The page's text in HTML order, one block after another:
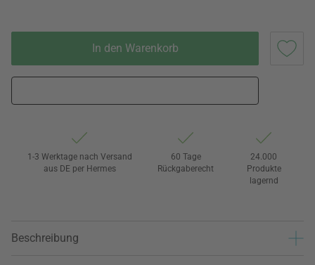
In den Warenkorb
1-3 Werktage nach Versand
aus DE per Hermes
60 Tage
Rückgaberecht
24.000
Produkte
lagernd
Beschreibung